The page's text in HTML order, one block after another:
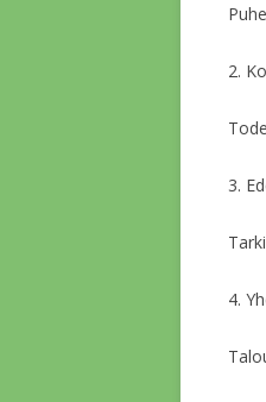
2.
3.
4.